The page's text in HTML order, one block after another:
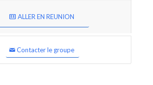
ALLER EN REUNION
Contacter le groupe